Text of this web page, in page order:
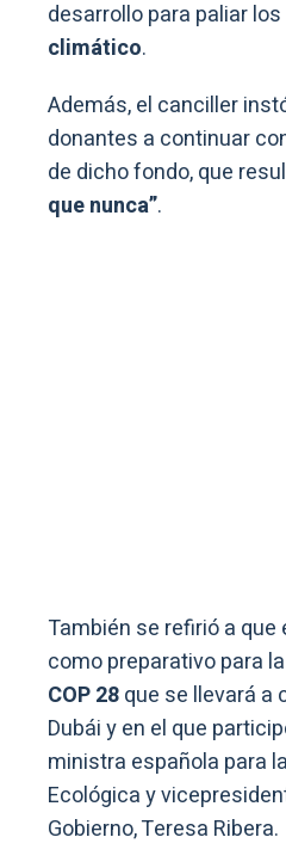
desarrollo para paliar
climático.
Además, el canciller
donantes a continuar
de dicho fondo, que
que nunca”.
También se refirió a
como preparativo para
COP 28que se llevará a
Dubái y en el que
ministra española para
Ecológica y
Gobierno, Teresa Ribera.